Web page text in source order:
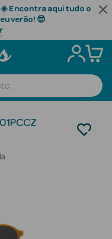
Encontra aqui tudo o
verão! 😎